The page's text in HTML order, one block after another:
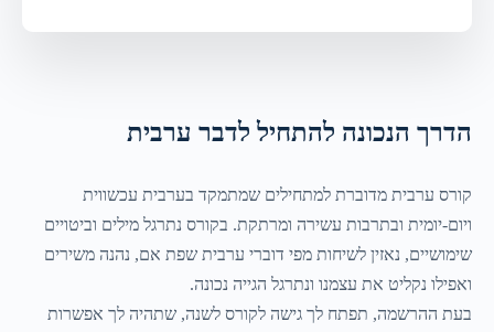
הדרך הנכונה להתחיל לדבר ערבית
קורס ערבית מדוברת למתחילים שמתמקד בערבית עכשווית
ויום-יומית ובתרבות עשירה ומרתקת. בקורס נתרגל מילים וביטויים
שימושיים, נאזין לשיחות מפי דוברי ערבית שפת אם, נהנה משירים
ואפילו נקליט את עצמנו ונתרגל הגייה נכונה.
בעת ההרשמה, תפתח לך גישה לקורס לשנה, שתהיה לך אפשרות